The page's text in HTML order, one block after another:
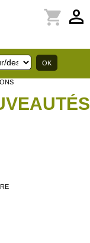
perm_identity
shopping_cart